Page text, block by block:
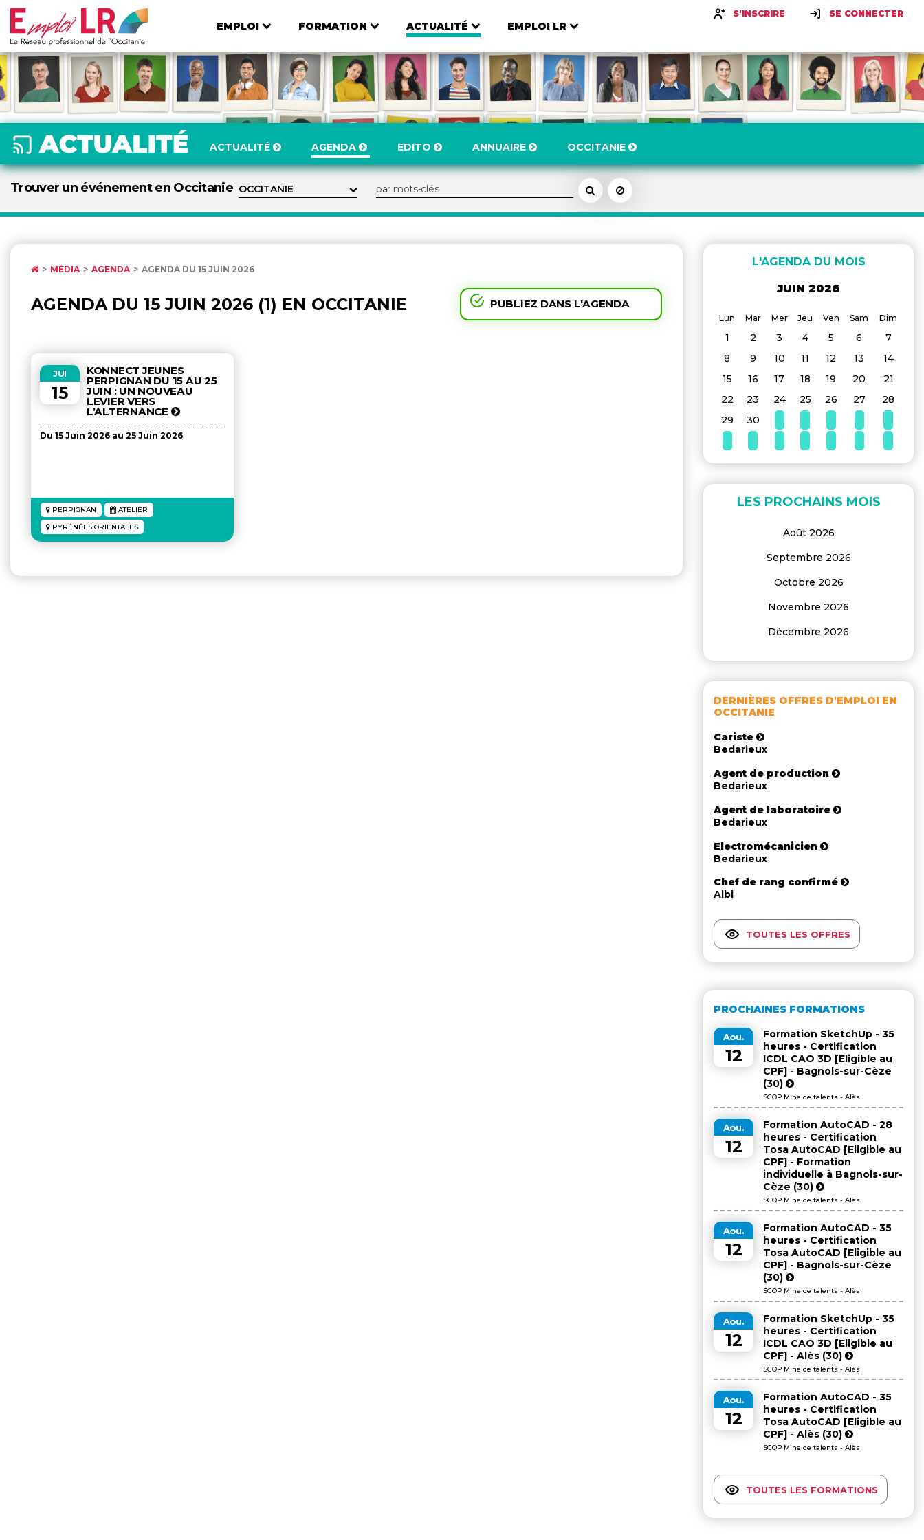
EMPLOI FORMATION ACTUALITÉ EMPLOI LR
S'INSCRIRE SE CONNECTER
ACTUALITÉ AGENDA EDITO ANNUAIRE OCCITANIE
Trouver un événement en Occitanie
MÉDIA AGENDA AGENDA DU 15 JUIN 2026
AGENDA DU 15 JUIN 2026 (1) EN OCCITANIE PUBLIEZ DANS L'AGENDA
JUI
15
KONNECT JEUNES
PERPIGNAN DU 15 AU 25
JUIN : UN NOUVEAU
LEVIER VERS
L’ALTERNANCE
Du 15 Juin 2026 au 25 Juin 2026
PERPIGNAN
ATELIER
PYRÉNÉES ORIENTALES
L'AGENDA DU MOIS
JUIN 2026
Lun Mar Mer Jeu Ven Sam Dim
1 2 3 4 5 6
7
8
9 10 11 12 13
14
15
16 17 18 19 20
21
22
23 24 25 26 27
28
29
30
LES PROCHAINS MOIS
Août 2026
Septembre 2026
Octobre 2026
Novembre 2026
Décembre 2026
DERNIÈRES OFFRES D'EMPLOI EN
OCCITANIE
Cariste
Bedarieux
Agent de production
Bedarieux
Agent de laboratoire
Bedarieux
Electromécanicien
Bedarieux
Chef de rang confirmé
Albi
TOUTES LES OFFRES
PROCHAINES FORMATIONS
Aou.
12
Formation SketchUp - 35
heures - Certification
ICDL CAO 3D [Eligible au
CPF] - Bagnols-sur-Cèze
(30)
SCOP Mine de talents - Alès
Aou.
12
Formation AutoCAD - 28
heures - Certification
Tosa AutoCAD [Eligible au
CPF] - Formation
individuelle à Bagnols-sur-
Cèze (30)
SCOP Mine de talents - Alès
Aou.
12
Formation AutoCAD - 35
heures - Certification
Tosa AutoCAD [Eligible au
CPF] - Bagnols-sur-Cèze
(30)
SCOP Mine de talents - Alès
Aou.
12
Formation SketchUp - 35
heures - Certification
ICDL CAO 3D [Eligible au
CPF] - Alès (30)
SCOP Mine de talents - Alès
Aou.
12
Formation AutoCAD - 35
heures - Certification
Tosa AutoCAD [Eligible au
CPF] - Alès (30)
SCOP Mine de talents - Alès
TOUTES LES FORMATIONS